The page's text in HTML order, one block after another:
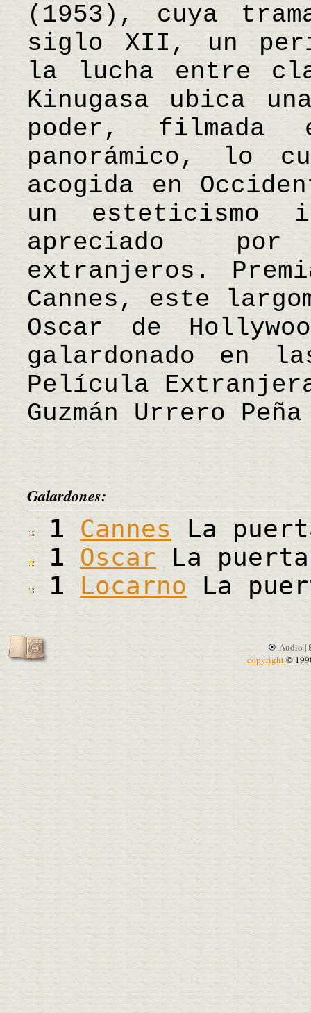
(1953), cuya
siglo XII, un
la lucha entre
Kinugasa ubica
poder, filmada
panorámico, lo
acogida en
un esteticismo
apreciado
extranjeros.
Cannes, este
Oscar de
galardonado en
Película
Guzmán Urrero Peña
Galardones:
1CannesLa
1OscarLa
1LocarnoLa
Audio |
copyright©